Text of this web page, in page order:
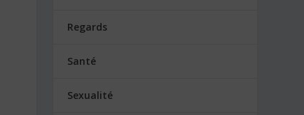
Regards
Santé
Sexualité